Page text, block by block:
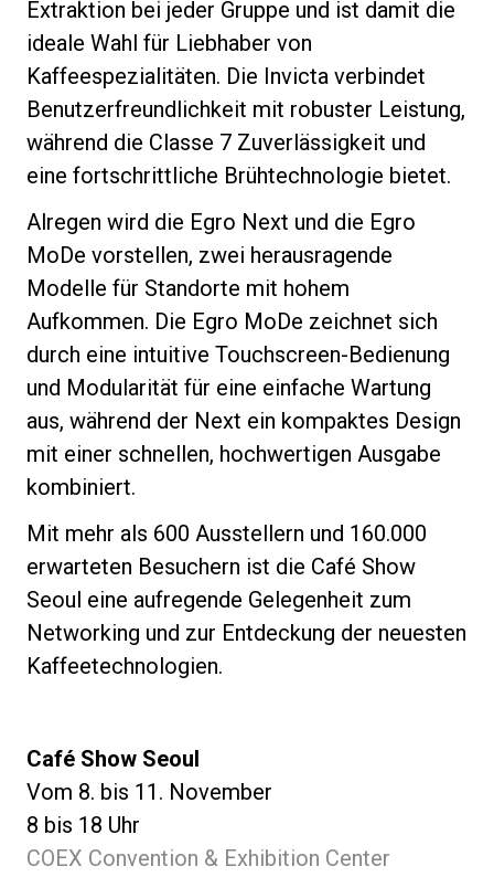
Extraktion bei jeder Gruppe und ist damit die
ideale Wahl für Liebhaber von
Kaffeespezialitäten. Die Invicta verbindet
Benutzerfreundlichkeit mit robuster Leistung,
während die Classe 7 Zuverlässigkeit und
eine fortschrittliche Brühtechnologie bietet.
Alregen wird die Egro Next und die Egro
MoDe vorstellen, zwei herausragende
Modelle für Standorte mit hohem
Aufkommen. Die Egro MoDe zeichnet sich
durch eine intuitive Touchscreen-Bedienung
und Modularität für eine einfache Wartung
aus, während der Next ein kompaktes Design
mit einer schnellen, hochwertigen Ausgabe
kombiniert.
Mit mehr als 600 Ausstellern und 160.000
erwarteten Besuchern ist die Café Show
Seoul eine aufregende Gelegenheit zum
Networking und zur Entdeckung der neuesten
Kaffeetechnologien.
Café Show Seoul
Vom 8. bis 11. November
8 bis 18 Uhr
COEX Convention & Exhibition Center